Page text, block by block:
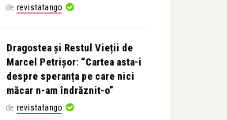
de revistatango
Dragostea și Restul Vieții de
Marcel Petrișor: “Cartea asta-i
despre speranța pe care nici
măcar n-am îndrăznit-o”
de revistatango